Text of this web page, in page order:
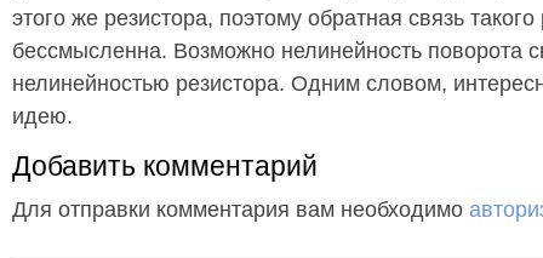
этого же резистора, поэтому обратная связь
бессмысленна. Возможно нелинейность поворота
нелинейностью резистора. Одним словом,
идею.
Добавить комментарий
Для отправки комментария вам необходимо